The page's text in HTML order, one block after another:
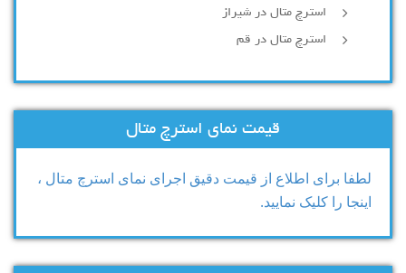
استرچ متال در شیراز
استرچ متال در قم
قیمت نمای استرچ متال
لطفا برای اطلاع از قیمت دقیق اجرای نمای استرچ متال ،
اینجا را کلیک نمایید.